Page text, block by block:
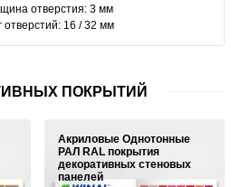
отверстия: 3 мм
отверстий: 16 / 32 мм
ПОКРЫТИЙ
Акриловые Однотонные
РАЛ RAL покрытия
декоративных стеновых
панелей